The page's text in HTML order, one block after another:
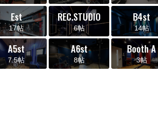
Est
17帖
REC.STUDIO
6帖
B4st
14帖
A5st
7.5帖
A6st
8帖
Booth A
3帖